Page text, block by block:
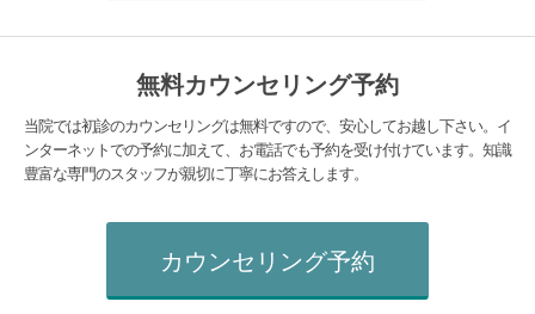
無料カウンセリング予約
当院では初診のカウンセリングは無料ですので、安心してお越し下さい。イ
ンターネットでの予約に加えて、お電話でも予約を受け付けています。知識
豊富な専門のスタッフが親切に丁寧にお答えします。
カウンセリング予約